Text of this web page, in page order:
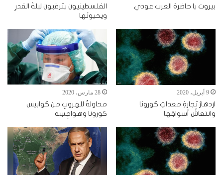
بيروت يا حاضرة العرب عودي
الفلسطينيون يترقبون ليلةَ القدرِ
ويحيونَها
9 أبريل، 2020
ازدهارُ تجارةِ معداتِ كورونا
وانتعاشُ أسواقِها
28 مارس، 2020
محاولةٌ للهروبِ من كوابيس
كورونا وهواجِسِه